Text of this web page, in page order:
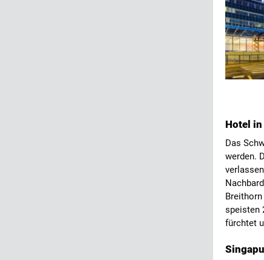
Hotel in
Das
werden.
speisten
fürchtet